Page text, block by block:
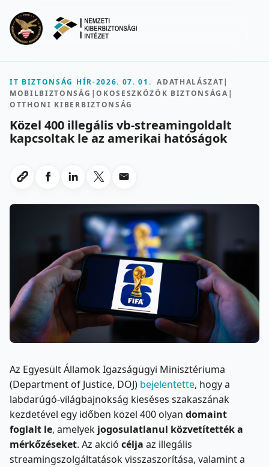
IT BIZTONSÁG HÍR-2026. 07. 01. ADATHALÁSZAT|
MOBILBIZTONSÁG |OKOSESZKÖZÖK BIZTONSÁGA |
OTTHONI KIBERBIZTONSÁG
Közel 400 illegális vb-streamingoldalt
kapcsoltak le az amerikai hatóságok
Link masolasa
Megosztas Facebookon
Megosztas LinkedInen
Megosztas X-en
Megosztas emailben
Az Egyesült Államok Igazságügyi Minisztériuma
(Department of Justice, DOJ) bejelentette, hogy a
labdarúgó-világbajnokság kieséses szakaszának
kezdetével egy időben közel 400 olyan domaint
foglalt le, amelyek jogosulatlanul közvetítették a
mérkőzéseket. Az akció célja az illegális
streamingszolgáltatások visszaszorítása, valamint a